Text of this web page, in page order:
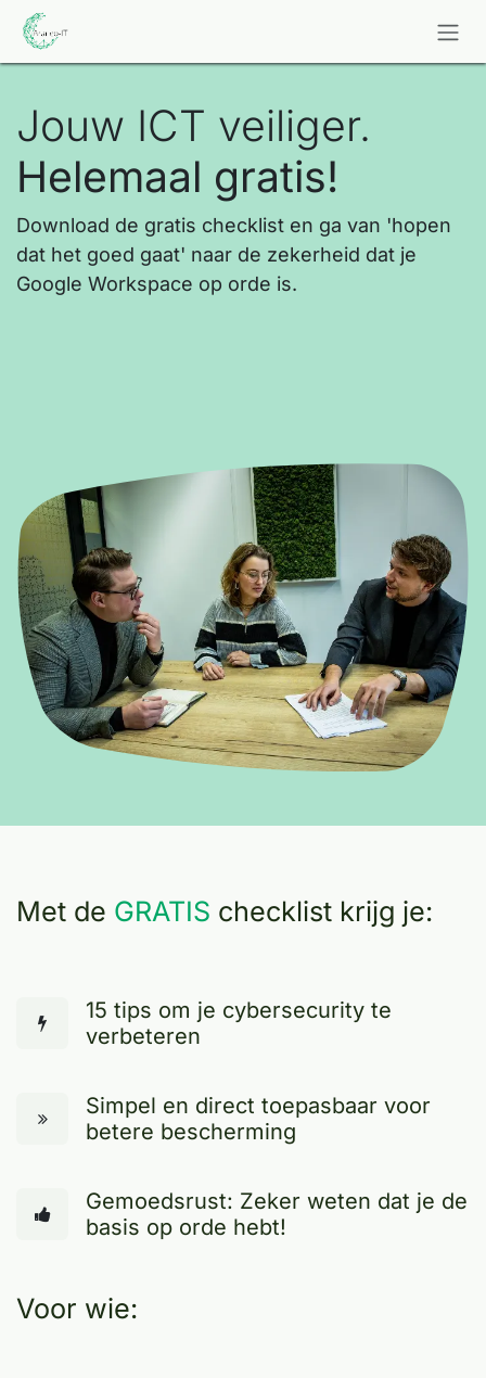
Overslaan naar inhoud
Jouw ICT veiliger.
Helemaal gratis!
Download de gratis checklist en ga van 'hopen
dat het goed gaat' naar de zekerheid dat je
Google Workspace op orde is.
Met de GRATIS checklist krijg je:
15 tips om je cybersecurity te
verbeteren
Simpel en direct toepasbaar voor
betere bescherming
Gemoedsrust: Zeker weten dat je de
basis op orde hebt!
Voor wie: